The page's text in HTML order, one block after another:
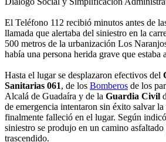
El Teléfono 112 recibió minutos antes de
llamada que alertaba del siniestro en la
500 metros de la urbanización Los
había una persona herida grave que estaba
Hasta el lugar se desplazaron efectivos del
Sanitarias 061, de los Bomberos de los
Alcalá de Guadaíra y de la Guardia Civil
de emergencia intentaron sin éxito salvar
finalmente falleció en el lugar. Según indicó
siniestro se produjo en un camino asfaltado
trascendido.